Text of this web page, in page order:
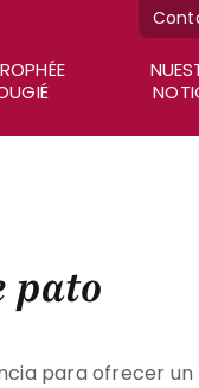
pato
para ofrecer un